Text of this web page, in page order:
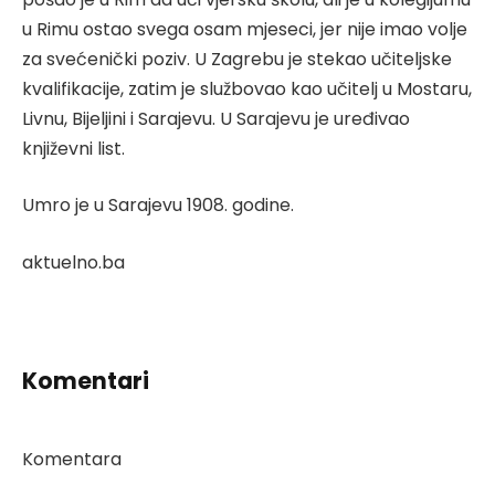
u Rimu ostao svega osam mjeseci, jer nije imao volje
za svećenički poziv. U Zagrebu je stekao učiteljske
kvalifikacije, zatim je službovao kao učitelj u Mostaru,
Livnu, Bijeljini i Sarajevu. U Sarajevu je uređivao
književni list.
Umro je u Sarajevu 1908. godine.
aktuelno.ba
Komentari
Komentara